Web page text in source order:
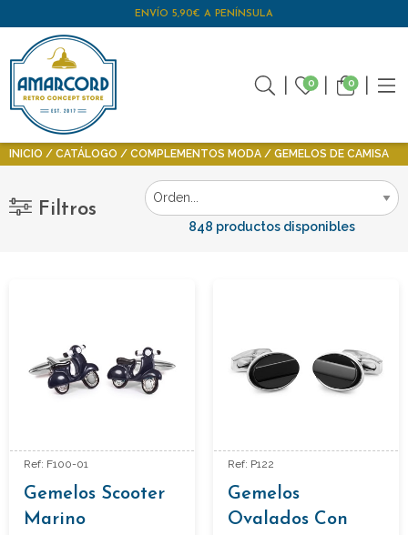
ENVÍO 5,90€ A PENÍNSULA
0 0
INICIO CATÁLOGO COMPLEMENTOS MODA GEMELOS DE CAMISA
Filtros
848 productos disponibles
Ref: F100-01
Gemelos Scooter
Marino
Ref: P122
Gemelos
Ovalados Con